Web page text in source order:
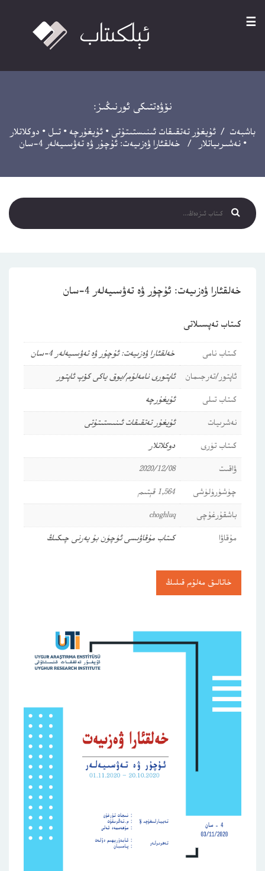
☰
نۆۋەتتىكى ئورنىڭىز:
باشبەت /ئۇيغۇر تەتقىقات ئىنىستىتۇتى •ئۇيغۇرچە •تىل • دوكلاتلار
•نەشىرىياتلار / خەلقئارا ۋەزىيەت: ئۇچۇر ۋە تەۋسىيەلەر 4-سان
خەلقئارا ۋەزىيەت: ئۇچۇر ۋە تەۋسىيەلەر 4-سان
كىتاب تەپسىلاتى
كىتاب نامى
خەلقئارا ۋەزىيەت: ئۇچۇر ۋە تەۋسىيەلەر 4-سان
ئاپتور/تەرجىمان
ئاپتورى نامەلۇم/يوق ياكى كۆپ ئاپتور
كىتاب تىلى
ئۇيغۇرچە
نەشرىيات
ئۇيغۇر تەتقىقات ئىنىستىتۇتى
كىتاب تۈرى
دوكلاتلار
ۋاقىت
2020/12/08
چۈشۈرۈلۈشى
1,564 قېتىم
باشقۇرغۇچى
choghluq
مۇقاۋا
كىتاب مۇقاۋىسى ئۈچۈن بۇ يەرنى چىكىڭ
خاتالىق مەلۇم قىلىڭ